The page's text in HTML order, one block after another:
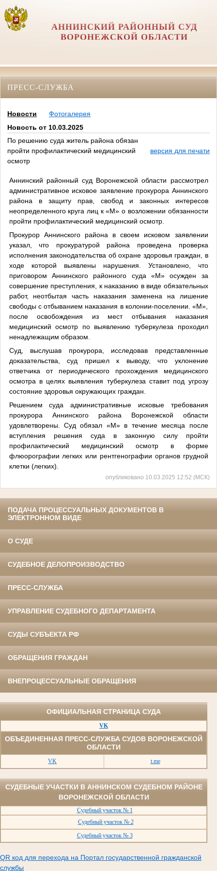
АННИНСКИЙ РАЙОННЫЙ СУД
ВОРОНЕЖСКОЙ ОБЛАСТИ
ПРЕСС-СЛУЖБА
Новости
Фотогалерея
Новость от 10.03.2025
По решению суда житель района обязан
пройти профилактический медицинский
осмотр
версия для печати
Аннинский районный суд Воронежской области рассмотрел
административное исковое заявление прокурора Аннинского
района в защиту прав, свобод и законных интересов
неопределенного круга лиц к «М» о возложении обязанности
пройти профилактический медицинский осмотр.
Прокурор Аннинского района в своем исковом заявлении
указал, что прокуратурой района проведена проверка
исполнения законодательства об охране здоровья граждан, в
ходе которой выявлены нарушения. Установлено, что
приговором Аннинского районного суда «М» осужден за
совершение преступления, к наказанию в виде обязательных
работ, неотбытая часть наказания заменена на лишение
свободы с отбыванием наказания в колонии-поселении. «М»,
после освобождения из мест отбывания наказания
медицинский осмотр по выявлению туберкулеза проходил
ненадлежащим образом.
Суд, выслушав прокурора, исследовав представленные
доказательства, суд пришел к выводу, что уклонение
ответчика от периодического прохождения медицинского
осмотра в целях выявления туберкулеза ставит под угрозу
состояние здоровья окружающих граждан.
Решением суда административные исковые требования
прокурора Аннинского района Воронежской области
удовлетворены. Суд обязал «М» в течение месяца после
вступления решения суда в законную силу пройти
профилактический медицинский осмотр в форме
флюорографии легких или рентгенографии органов грудной
клетки (легких).
опубликовано 10.03.2025 12:52 (МСК)
ПОДАЧА ПРОЦЕССУАЛЬНЫХ ДОКУМЕНТОВ В
ЭЛЕКТРОННОМ ВИДЕ
О СУДЕ
СУДЕБНОЕ ДЕЛОПРОИЗВОДСТВО
ПРЕСС-СЛУЖБА
УПРАВЛЕНИЕ СУДЕБНОГО ДЕПАРТАМЕНТА
СУДЫ СУБЪЕКТА РФ
ОБРАЩЕНИЯ ГРАЖДАН
ВНЕПРОЦЕССУАЛЬНЫЕ ОБРАЩЕНИЯ
ОФИЦИАЛЬНАЯ СТРАНИЦА СУДА
VK
ОБЪЕДИНЕННАЯ ПРЕСС-СЛУЖБА СУДОВ ВОРОНЕЖСКОЙ
ОБЛАСТИ
VK t.me
СУДЕБНЫЕ УЧАСТКИ В АННИНСКОМ СУДЕБНОМ РАЙОНЕ
ВОРОНЕЖСКОЙ ОБЛАСТИ
Судебный участок № 1
Судебный участок № 2
Судебный участок № 3
QR код для перехода на Портал государственной гражданской
службы